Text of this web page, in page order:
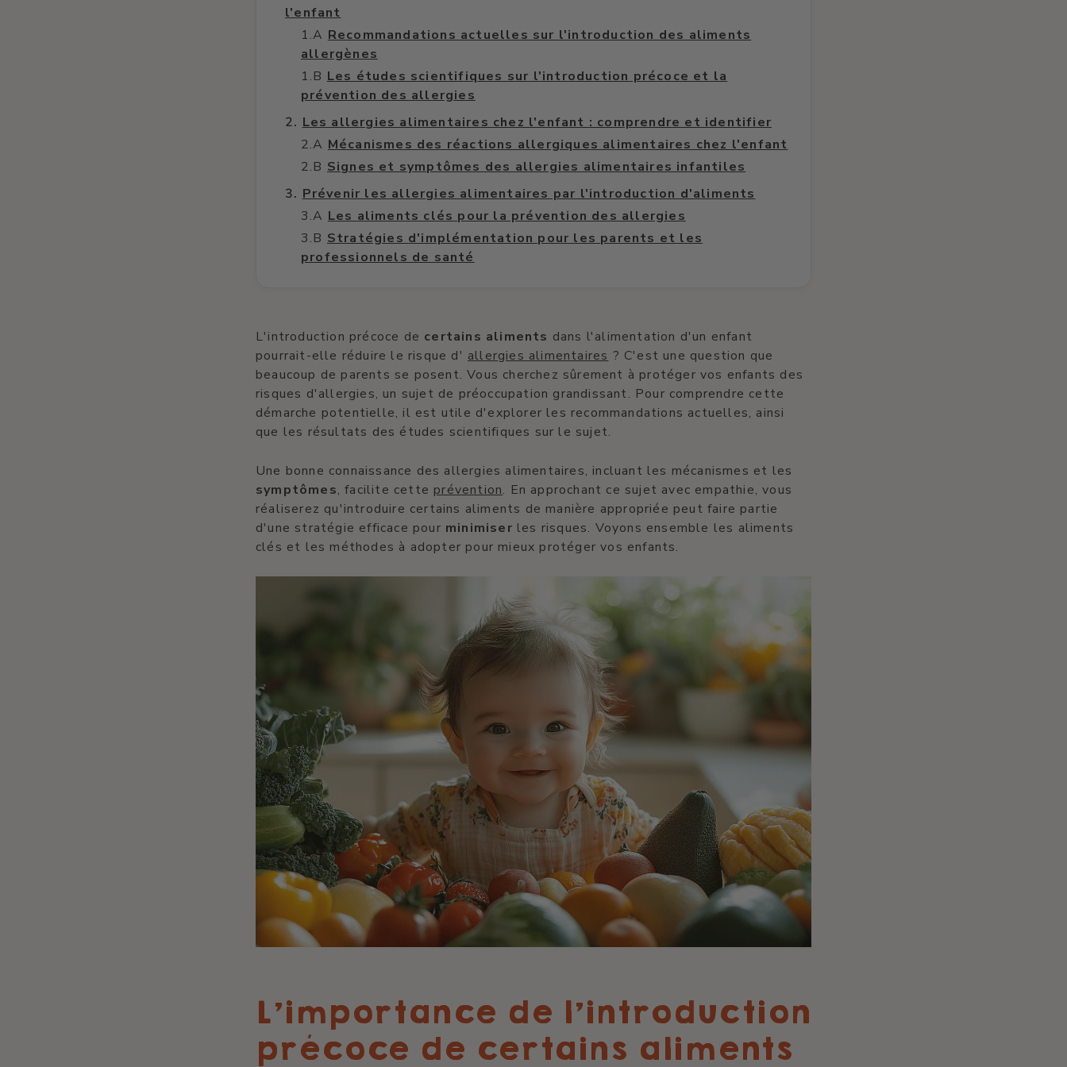
l'enfant
Recommandations actuelles sur l'introduction des aliments
allergènes
Les études scientifiques sur l'introduction précoce et la
prévention des allergies
Les allergies alimentaires chez l'enfant : comprendre et identifier
Mécanismes des réactions allergiques alimentaires chez l'enfant
Signes et symptômes des allergies alimentaires infantiles
Prévenir les allergies alimentaires par l'introduction d'aliments
Les aliments clés pour la prévention des allergies
Stratégies d'implémentation pour les parents et les
professionnels de santé
L'introduction précoce de certains aliments dans l'alimentation d'un enfant
pourrait-elle réduire le risque d' allergies alimentaires ? C'est une question que
beaucoup de parents se posent. Vous cherchez sûrement à protéger vos enfants des
risques d'allergies, un sujet de préoccupation grandissant. Pour comprendre cette
démarche potentielle, il est utile d'explorer les recommandations actuelles, ainsi
que les résultats des études scientifiques sur le sujet.
Une bonne connaissance des allergies alimentaires, incluant les mécanismes et les
symptômes, facilite cette prévention. En approchant ce sujet avec empathie, vous
réaliserez qu'introduire certains aliments de manière appropriée peut faire partie
d'une stratégie efficace pour minimiser les risques. Voyons ensemble les aliments
clés et les méthodes à adopter pour mieux protéger vos enfants.
L'importance de l'introduction
précoce de certains aliments